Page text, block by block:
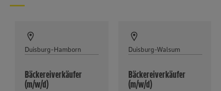
Duisburg-Hamborn
Bäckereiverkäufer
(m/w/d)
Duisburg-Walsum
Bäckereiverkäufer
(m/w/d)